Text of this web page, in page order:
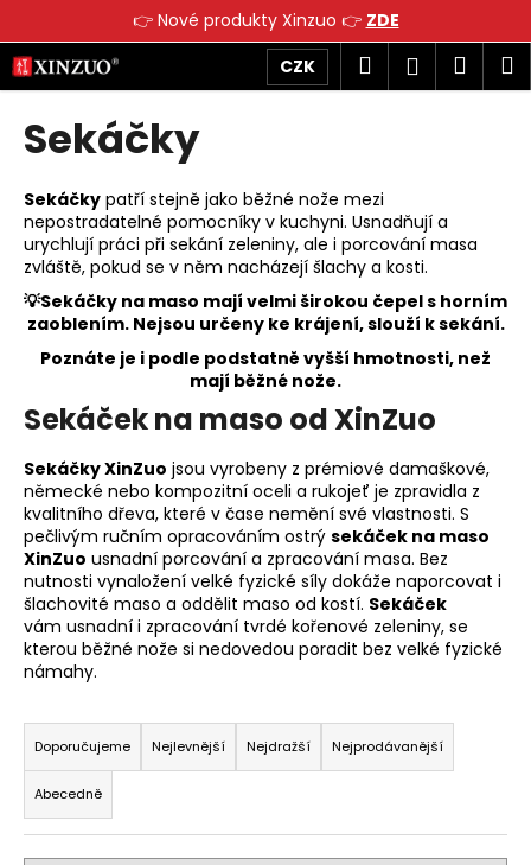
👉 Nové produkty Xinzuo 👉 ZDE
Přejít
na
obsah
CZK Hledat
Sekáčky
Sekáčky patří stejně jako běžné nože mezi
nepostradatelné pomocníky v kuchyni. Usnadňují a
urychlují práci při sekání zeleniny, ale i porcování masa
zvláště, pokud se v něm nacházejí šlachy a kosti.
💡Sekáčky na maso mají velmi širokou čepel s horním
zaoblením. Nejsou určeny ke krájení, slouží k sekání.
Poznáte je i podle podstatně vyšší hmotnosti, než
mají běžné nože.
Sekáček na maso od XinZuo
Sekáčky XinZuo jsou vyrobeny z prémiové damaškové,
německé nebo kompozitní oceli a rukojeť je zpravidla z
kvalitního dřeva, které v čase nemění své vlastnosti. S
pečlivým ručním opracováním ostrý sekáček na maso
XinZuo usnadní porcování a zpracování masa. Bez
nutnosti vynaložení velké fyzické síly dokáže naporcovat i
šlachovité maso a oddělit maso od kostí. Sekáček
vám usnadní i zpracování tvrdé kořenové zeleniny, se
kterou běžné nože si nedovedou poradit bez velké fyzické
námahy.
Ř
a
z
e
n
Doporučujeme Nejlevnější Nejdražší Nejprodávanější
Abecedně
o
š Zpět
Zpět
C
o
p
o
t
ř
e
b
u
j
e
t
e
n
a
j
í
t
?